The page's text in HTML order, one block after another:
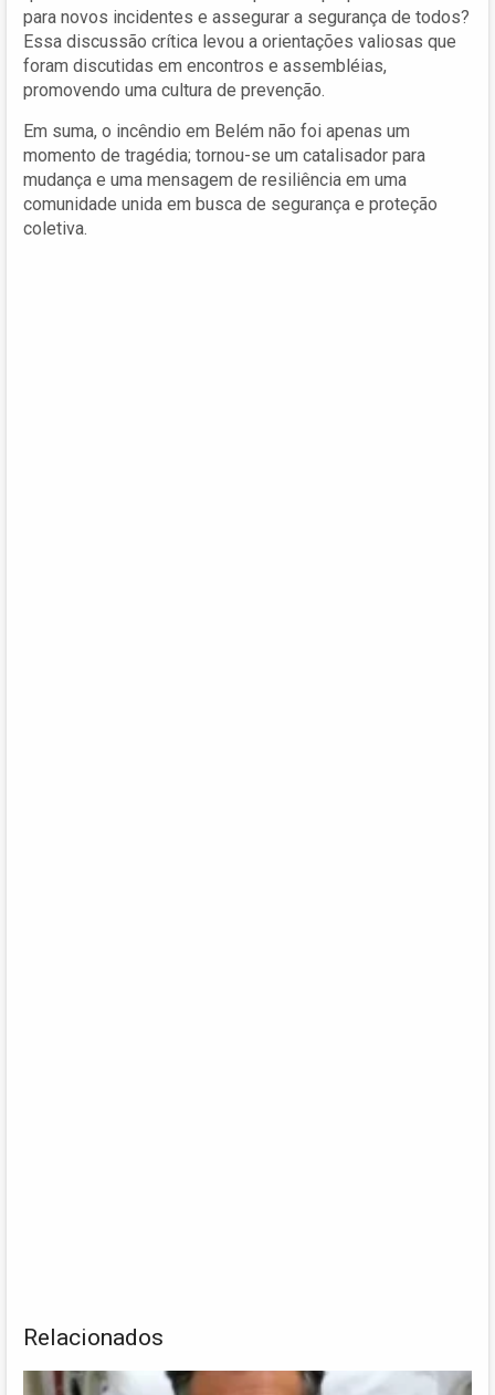
para novos incidentes e assegurar a segurança de todos?
Essa discussão crítica levou a orientações valiosas que
foram discutidas em encontros e assembléias,
promovendo uma cultura de prevenção.
Em suma, o incêndio em Belém não foi apenas um
momento de tragédia; tornou-se um catalisador para
mudança e uma mensagem de resiliência em uma
comunidade unida em busca de segurança e proteção
coletiva.
Relacionados